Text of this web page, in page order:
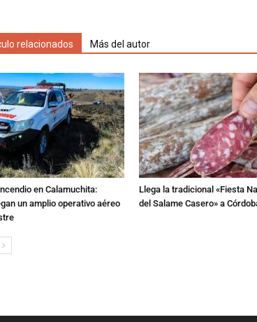
relacionados Más del autor
en Calamuchita:
un amplio operativo aéreo
Llega la tradicional «Fiesta
del Salame Casero» a